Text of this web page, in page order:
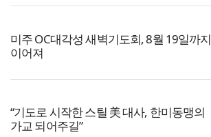
미주 OC대각성 새벽기도회, 8월 19일까지
이어져
“기도로 시작한 스틸 美 대사, 한미동맹의
가교 되어주길”